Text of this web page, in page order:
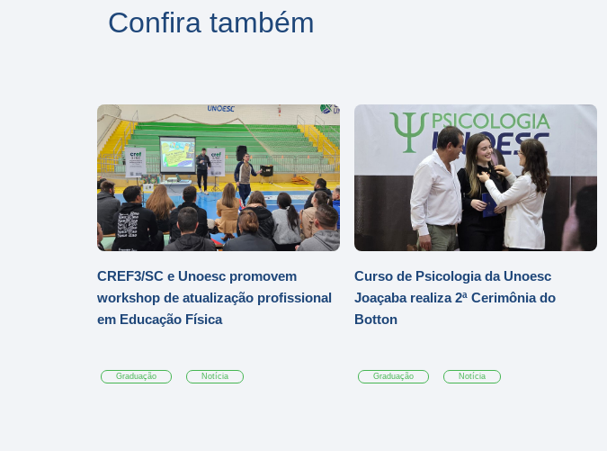
Confira também
CREF3/SC e Unoesc promovem
workshop de atualização profissional
em Educação Física
Graduação Notícia
Curso de Psicologia da Unoesc
Joaçaba realiza 2ª Cerimônia do
Botton
Graduação Notícia